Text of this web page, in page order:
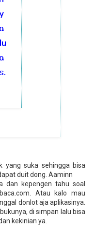
a
lu
a
yang suka sehingga bisa
duit dong. Aaminn
dan kepengen tahu soal
Atau kalo mau
donlot aja aplikasinya.
di simpan lalu bisa
kekinian ya.